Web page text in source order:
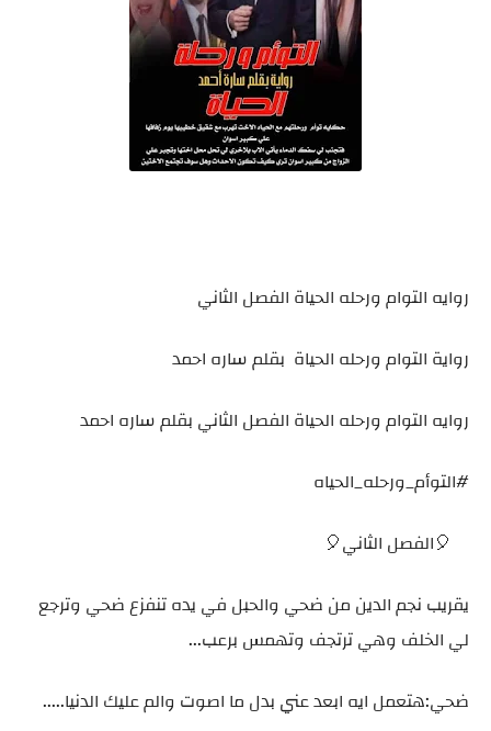
روايه التوام ورحله الحياة الفصل الثاني
رواية التوام ورحله الحياة بقلم ساره احمد
روايه التوام ورحله الحياة الفصل الثاني بقلم ساره احمد
#التوأم_ورحله_الحياه
🎈الفصل الثاني🎈
يقريب نجم الدين من ضحي والحبل في يده تنفزع ضحي وترجع
لي الخلف وهي ترتجف وتهمس برعب...
ضحي:هتعمل ايه ابعد عني بدل ما اصوت والم عليك الدنيا.....